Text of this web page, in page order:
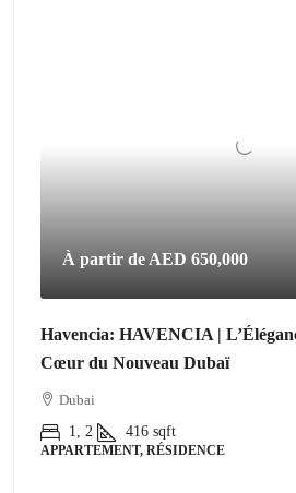
À partir de AED 650,000
Havencia: HAVENCIA |
Cœur du Nouveau Dubaï
Dubai
1, 2
416 sqft
APPARTEMENT, RÉSIDENCE